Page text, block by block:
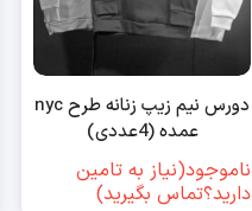
دورس نیم زیپ زنانه طرح nyc
عمده (4عددی)
ناموجود(نیاز به تامین
دارید؟تماس بگیرید)